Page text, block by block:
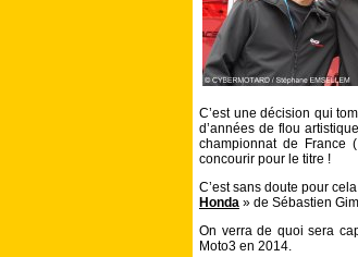
C’est une décision qui
d’années de flou
championnat de France
concourir pour le titre !
C’est sans doute pour
Honda » de Sébastien
On verra de quoi sera
Moto3 en 2014.